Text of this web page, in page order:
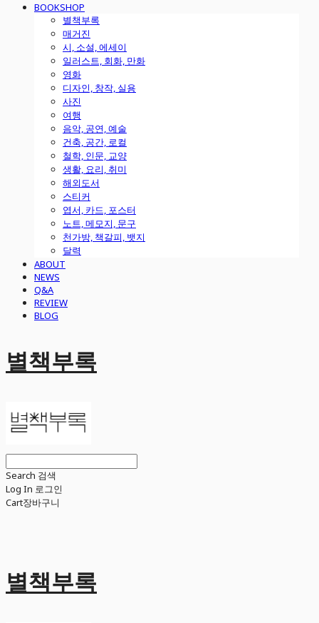
BOOKSHOP
별책부록
매거진
시, 소설, 에세이
일러스트, 회화, 만화
영화
디자인, 창작, 실용
사진
여행
음악, 공연, 예술
건축, 공간, 로컬
철학, 인문, 교양
생활, 요리, 취미
해외도서
스티커
엽서, 카드, 포스터
노트, 메모지, 문구
천가방, 책갈피, 뱃지
달력
ABOUT
NEWS
Q&A
REVIEW
BLOG
별책부록
Search 검색
Log In 로그인
Cart장바구니
별책부록